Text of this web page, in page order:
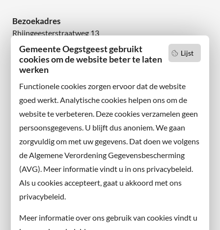
Lijst
Gemeente Oegstgeest gebruikt
cookies om de website beter te laten
werken
Functionele cookies zorgen ervoor dat de website
goed werkt. Analytische cookies helpen ons om de
website te verbeteren. Deze cookies verzamelen geen
persoonsgegevens. U blijft dus anoniem. We gaan
zorgvuldig om met uw gegevens. Dat doen we volgens
de Algemene Verordening Gegevensbescherming
(AVG). Meer informatie vindt u in ons privacybeleid.
Als u cookies accepteert, gaat u akkoord met ons
privacybeleid.
Meer informatie over ons gebruik van cookies vindt u
Bezoekadres
Rhijngeesterstraatweg 13
2342 AN Oegstgeest
Wilt u niets missen?
en volg ons ook op sociale media.
Facebook
X
Instagram
Contact met de gemeente
Contact